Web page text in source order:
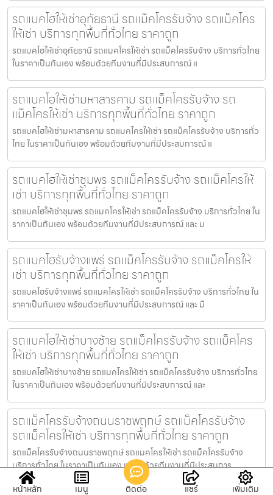
รถแบคโฮให้เช่าอุทัยธานี รถแม็คโครรับจ้าง รถแม็คโคร
ให้เช่า บริการทุกพื้นที่ทั่วไทย ราคาถูก
รถแบคโฮให้เช่าอุทัยธานี รถแมคโครให้เช่า รถแม็คโครรับจ้าง บริการทั่วไทย
ในราคาเป็นกันเอง พร้อมด้วยทีมงานที่มีประสบการณ์ แ
รถแบคโฮให้เช่ามหาสารคาม รถแม็คโครรับจ้าง รถ
แม็คโครให้เช่า บริการทุกพื้นที่ทั่วไทย ราคาถูก
รถแบคโฮให้เช่ามหาสารคาม รถแมคโครให้เช่า รถแม็คโครรับจ้าง บริการทั่ว
ไทย ในราคาเป็นกันเอง พร้อมด้วยทีมงานที่มีประสบการณ์ แ
รถแบคโฮให้เช่าชุมพร รถแม็คโครรับจ้าง รถแม็คโครให้
เช่า บริการทุกพื้นที่ทั่วไทย ราคาถูก
รถแบคโฮให้เช่าชุมพร รถแมคโครให้เช่า รถแม็คโครรับจ้าง บริการทั่วไทย ใน
ราคาเป็นกันเอง พร้อมด้วยทีมงานที่มีประสบการณ์ และ ม
รถแบคโฮรับจ้างแพร่ รถแม็คโครรับจ้าง รถแม็คโครให้
เช่า บริการทุกพื้นที่ทั่วไทย ราคาถูก
รถแบคโฮรับจ้างแพร่ รถแมคโครให้เช่า รถแม็คโครรับจ้าง บริการทั่วไทย ใน
ราคาเป็นกันเอง พร้อมด้วยทีมงานที่มีประสบการณ์ และ มื
รถแบคโฮให้เช่าบางซ้าย รถแม็คโครรับจ้าง รถแม็คโคร
ให้เช่า บริการทุกพื้นที่ทั่วไทย ราคาถูก
รถแบคโฮให้เช่าบางซ้าย รถแมคโครให้เช่า รถแม็คโครรับจ้าง บริการทั่วไทย
ในราคาเป็นกันเอง พร้อมด้วยทีมงานที่มีประสบการณ์ และ
รถแม็คโครรับจ้างถนนราชพฤกษ์ รถแม็คโครรับจ้าง
รถแม็คโครให้เช่า บริการทุกพื้นที่ทั่วไทย ราคาถูก
รถแม็คโครรับจ้างถนนราชพฤกษ์ รถแมคโครให้เช่า รถแม็คโครรับจ้าง
บริการทั่วไทย ในราคาเป็นกันเอง พร้อมด้วยทีมงานที่มีประสบการ
หน้าหลัก เมนู ติดต่อ แชร์ เพิ่มเติม